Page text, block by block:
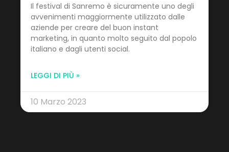
Il festival di Sanremo è sicuramente uno degli
avvenimenti maggiormente utilizzato dalle
aziende per creare del buon instant
marketing, in quanto molto seguito dal popolo
italiano e dagli utenti social.
LEGGI DI PIÙ »
10 Marzo 2023